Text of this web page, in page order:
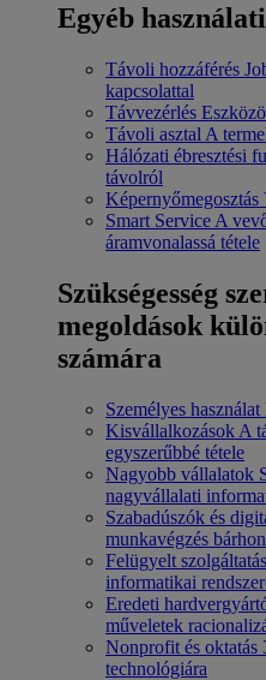
Egyéb
Távoli hozzáférés
kapcsolattal
Távvezérlés
Távoli asztal A
Hálózati ébresztési
távolról
Képernyőmegosztás
Smart Service A
áramvonalassá tétele
Szükségesség
megoldások
számára
Személyes használat
Kisvállalkozások A
egyszerűbbé tétele
Nagyobb vállalatok
nagyvállalati
Szabadúszók és
munkavégzés
Felügyelt
informatikai
Eredeti
műveletek
Nonprofit és oktatás
technológiára